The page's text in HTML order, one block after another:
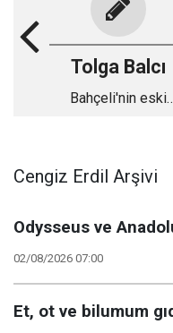
Tolga Balcı
Bahçeli'nin eski
sanık: Bir bebeğin
Cengiz Erdil Arşivi
Odysseus ve
02/08/2026 07:00
Et, ot ve bilumum